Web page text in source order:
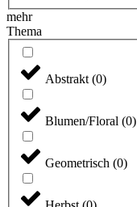
mehr
Thema
Abstrakt (0)
Blumen/Floral (0)
Geometrisch (0)